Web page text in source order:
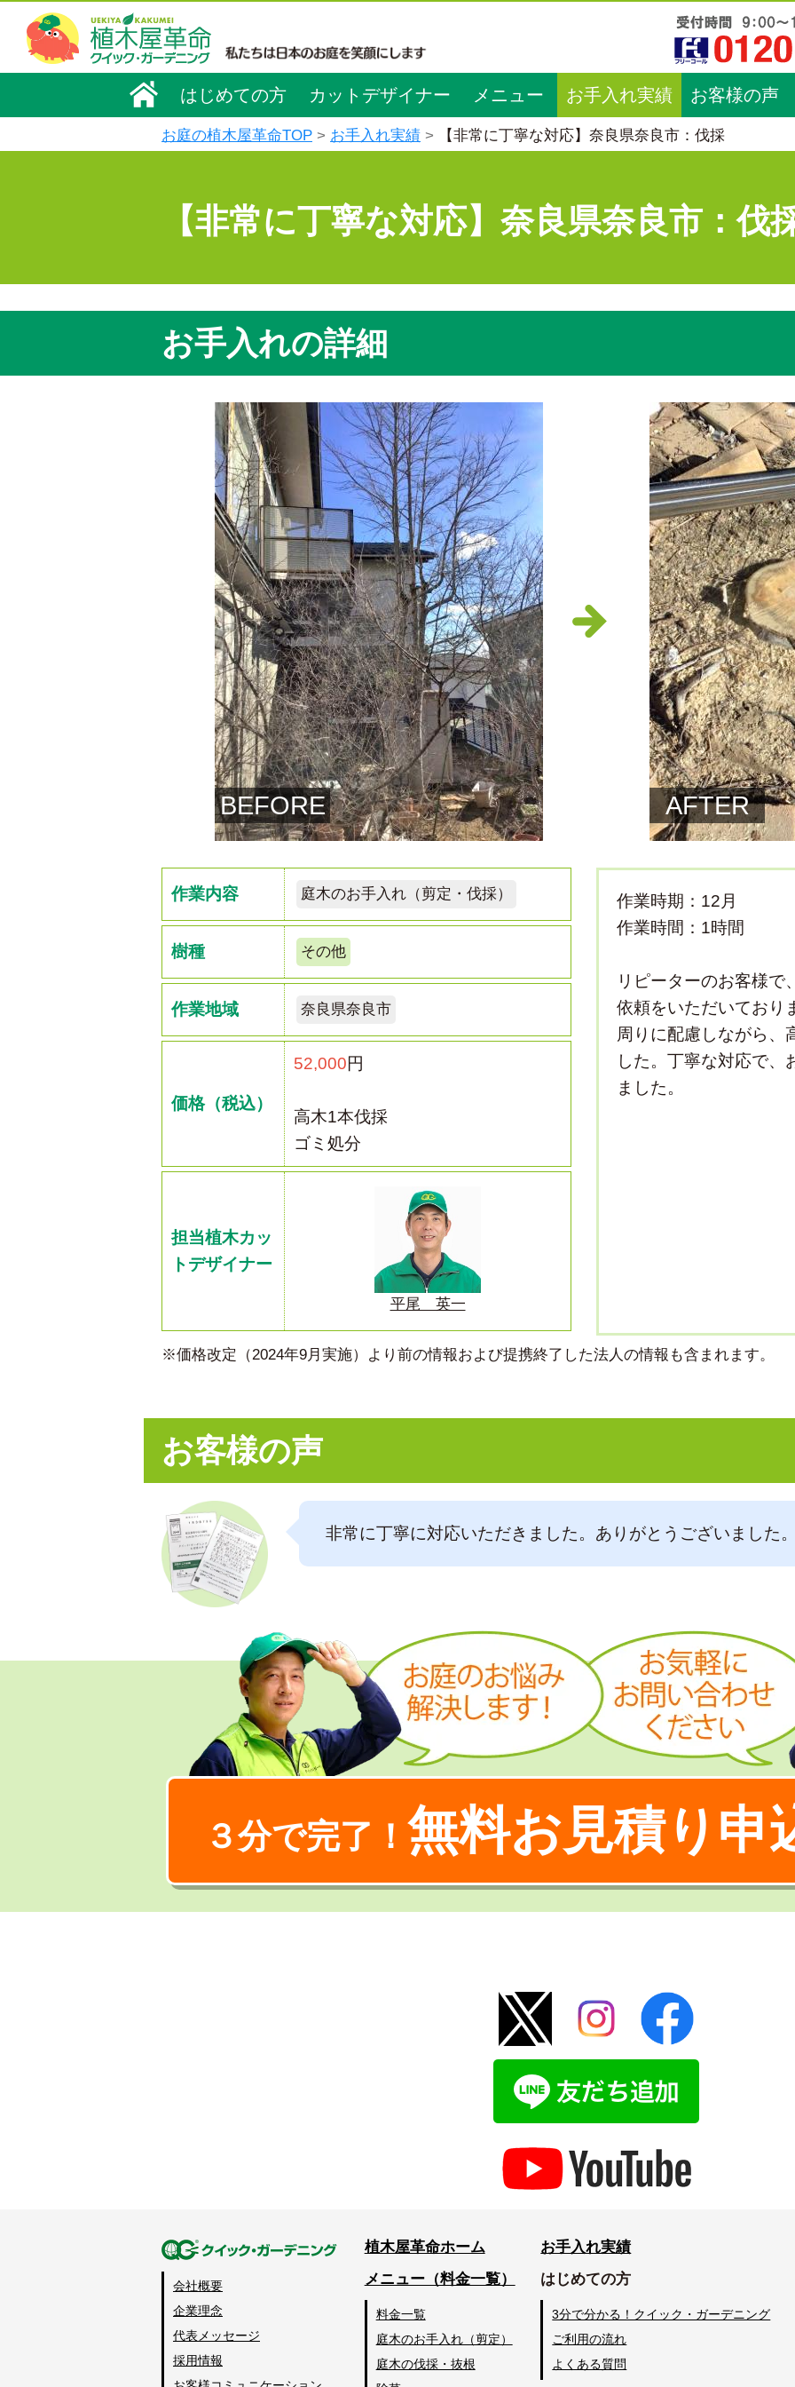
はじめての方 カットデザイナー メニュー お手入れ実績 お客様の声
お庭の植木屋革命TOP お手入れ実績 【非常に丁寧な対応】奈良県奈良市：伐採
【非常に丁寧な対応】奈良県奈良市：伐
お手入れの詳細
BEFORE AFTER
作業内容 庭木のお手入れ（剪定・伐採）
樹種 その他
作業地域 奈良県奈良市
価格（税込）
52,000円
高木1本伐採
ゴミ処分
担当植木カッ
トデザイナー
平尾 英一
作業時期：12月
作業時間：1時間
リピーターのお客様で
依頼をいただいており
周りに配慮しながら、
した。丁寧な対応で、
ました。
※価格改定（2024年9月実施）より前の情報および提携終了した法人の情報も含まれます。
お客様の声
非常に丁寧に対応いただきました。ありがとうございました
３分で完了！ 無料お見積り申
会社概要
企業理念
代表メッセージ
採用情報
植木屋革命ホーム
メニュー（料金一覧）
料金一覧
庭木のお手入れ（剪定）
庭木の伐採・抜根
お手入れ実績
はじめての方
3分で分かる！クイック・ガーデニング
ご利用の流れ
よくある質問